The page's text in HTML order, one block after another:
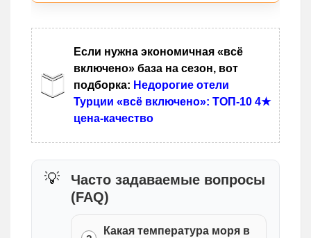
Если нужна экономичная «всё
включено» база на сезон, вот
подборка: Недорогие отели
Турции «всё включено»: ТОП-10 4★
цена-качество
Часто задаваемые вопросы
(FAQ)
Какая температура моря в